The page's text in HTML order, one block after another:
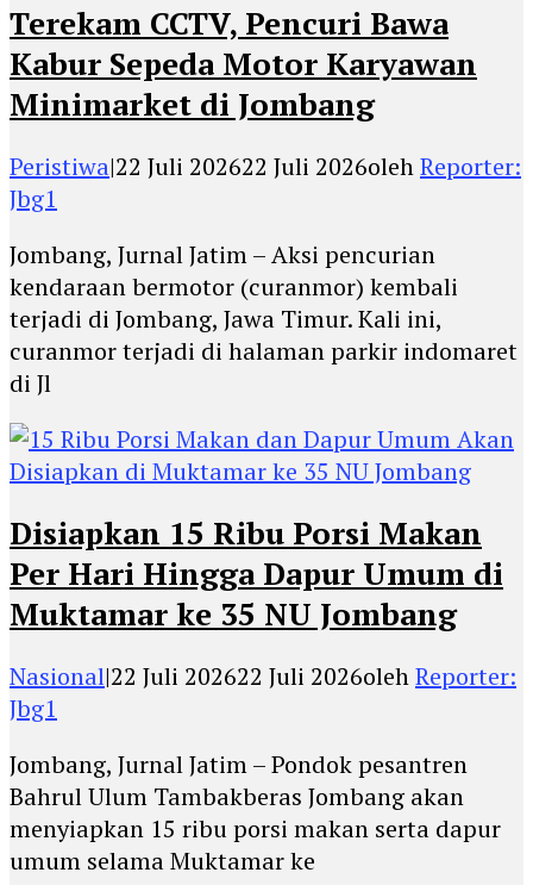
Terekam CCTV, Pencuri Bawa
Kabur Sepeda Motor Karyawan
Minimarket di Jombang
Peristiwa|22 Juli 202622 Juli 2026olehReporter:
Jbg1
Jombang, Jurnal Jatim – Aksi pencurian
kendaraan bermotor (curanmor) kembali
terjadi di Jombang, Jawa Timur. Kali ini,
curanmor terjadi di halaman parkir indomaret
di Jl
Disiapkan 15 Ribu Porsi Makan
Per Hari Hingga Dapur Umum di
Muktamar ke 35 NU Jombang
Nasional|22 Juli 202622 Juli 2026olehReporter:
Jbg1
Jombang, Jurnal Jatim – Pondok pesantren
Bahrul Ulum Tambakberas Jombang akan
menyiapkan 15 ribu porsi makan serta dapur
umum selama Muktamar ke